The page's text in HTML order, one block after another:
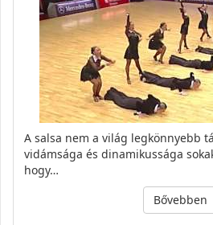
A salsa nem a világ legkönnyebb
vidámsága és dinamikussága
hogy…
Bővebben